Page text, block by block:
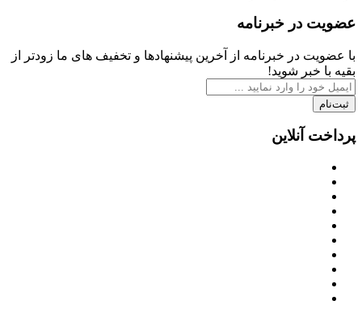
عضویت در خبرنامه
با عضویت در خبرنامه از آخرین پیشنهادها و تخفیف های ما زودتر از
بقیه با خبر شوید!
ثبت‌نام
پرداخت آنلاین